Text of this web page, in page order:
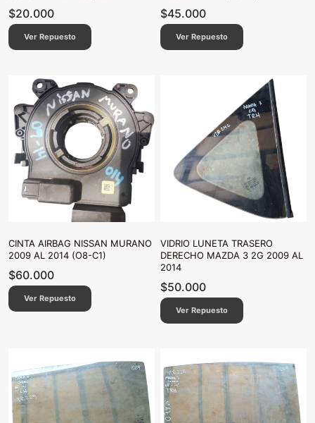
$20.000
Ver Repuesto
$45.000
Ver Repuesto
CINTA AIRBAG NISSAN MURANO
2009 AL 2014 (O8-C1)
$60.000
Ver Repuesto
VIDRIO LUNETA TRASERO
DERECHO MAZDA 3 2G 2009 AL
2014
$50.000
Ver Repuesto